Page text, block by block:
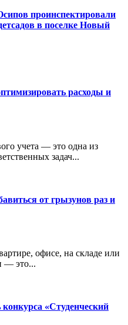
проинспектировали
в поселке Новый
расходы и
задач...
от грызунов раз и
— это...
«Студенческий